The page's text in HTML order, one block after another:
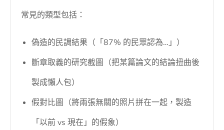
常見的類型包括：
偽造的民調結果（「87% 的民眾認為…」）
斷章取義的研究截圖（把某篇論文的結論扭曲後
製成懶人包）
假對比圖（將兩張無關的照片拼在一起，製造
「以前 vs 現在」的假象）